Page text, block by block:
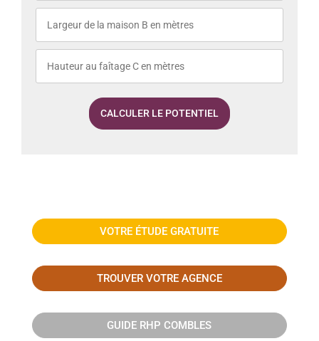
VOTRE ÉTUDE GRATUITE
TROUVER VOTRE AGENCE
GUIDE RHP COMBLES